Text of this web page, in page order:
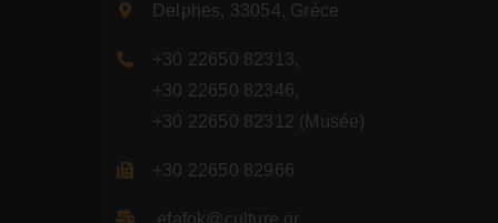
Delphes, 33054, Grèce
+30 22650 82313,
+30 22650 82346,
+30 22650 82312 (Musée)
+30 22650 82966
efafok@culture.gr